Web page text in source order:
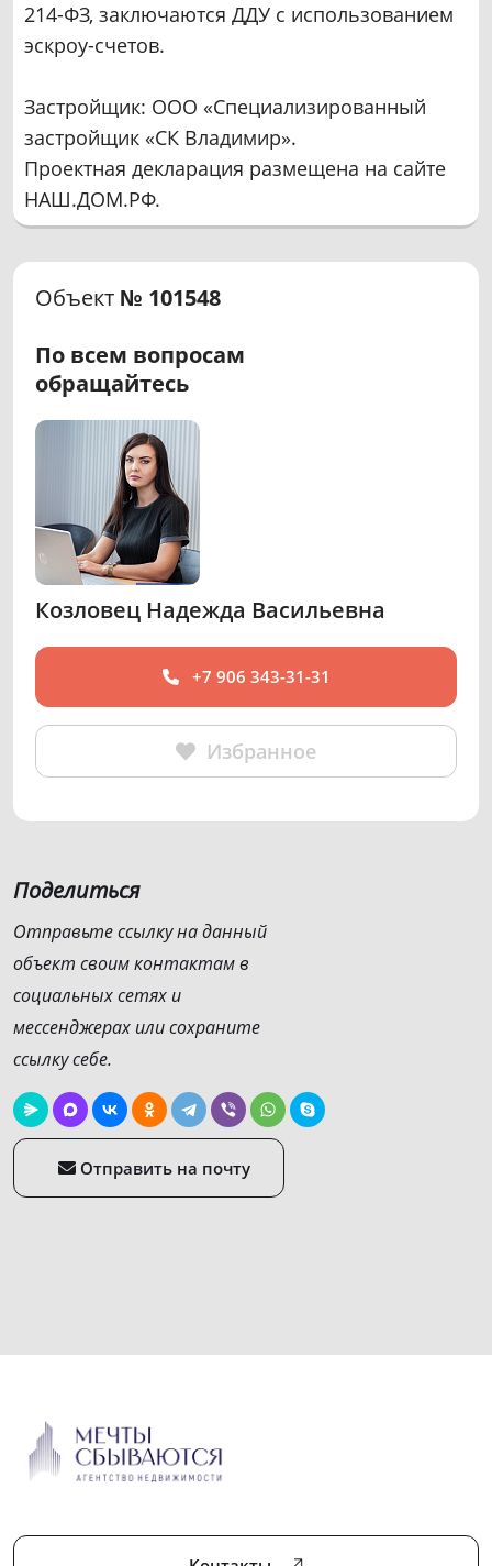
214-ФЗ, заключаются ДДУ с использованием
эскроу-счетов.
Застройщик: ООО «Специализированный
застройщик «СК Владимир».
Проектная декларация размещена на сайте
НАШ.ДОМ.РФ.
Объект № 101548
По всем вопросам
обращайтесь
Козловец Надежда Васильевна
+7 906 343-31-31
Избранное
Поделиться
Отправьте ссылку на данный
объект своим контактам в
социальных сетях и
мессенджерах или сохраните
ссылку себе.
Отправить на почту